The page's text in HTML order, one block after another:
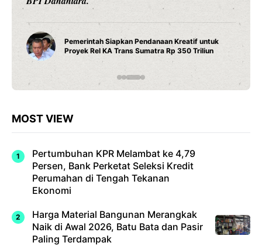
Pendanaan Kreatif untuk
Sumatra Rp 350 Triliun
Water Heater Pintar
Fitur Wi-Fi dan
Modern
MOST VIEW
Pertumbuhan KPR Melambat ke 4,79
Persen, Bank Perketat Seleksi Kredit
Perumahan di Tengah Tekanan
Ekonomi
Harga Material Bangunan Merangkak
Naik di Awal 2026, Batu Bata dan Pasir
Paling Terdampak